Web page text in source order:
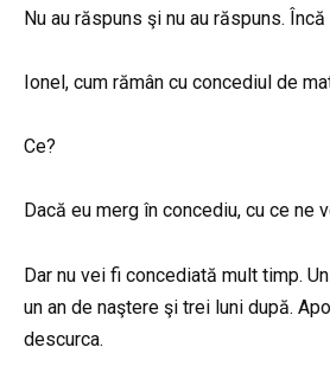
Nu au răspuns şi nu au răspuns.
Ionel, cum rămân cu concediul de
Ce?
Dacă eu merg în concediu, cu ce ne
Dar nu vei fi concediată mult timp.
un an de naştere şi trei luni după.
descurca.